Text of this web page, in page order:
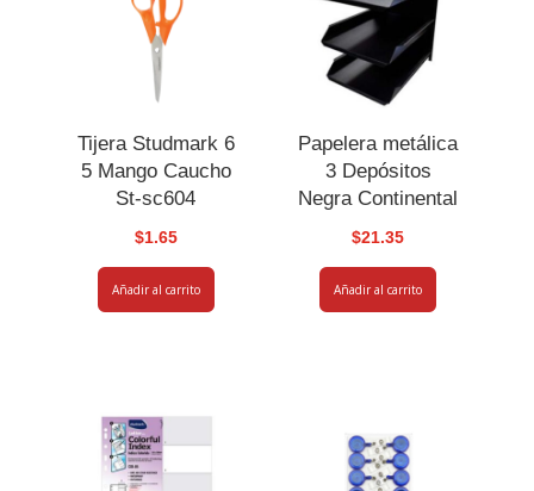
Tijera Studmark 6
5 Mango Caucho
St-sc604
$1.65
Añadir al carrito
Papelera metálica
3 Depósitos
Negra Continental
$21.35
Añadir al carrito